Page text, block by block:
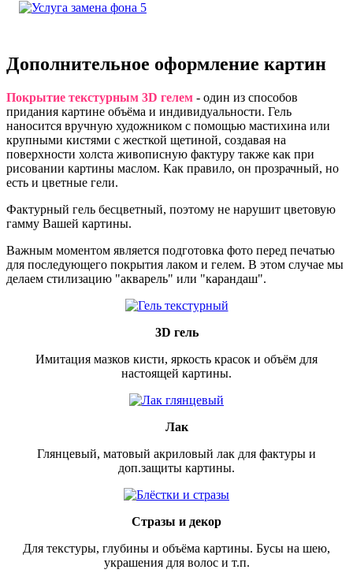
Дополнительное оформление картин
Покрытие текстурным 3D гелем - один из способов
придания картине объёма и индивидуальности. Гель
наносится вручную художником с помощью мастихина или
крупными кистями с жесткой щетиной, создавая на
поверхности холста живописную фактуру также как при
рисовании картины маслом. Как правило, он прозрачный, но
есть и цветные гели.
Фактурный гель бесцветный, поэтому не нарушит цветовую
гамму Вашей картины.
Важным моментом является подготовка фото перед печатью
для последующего покрытия лаком и гелем. В этом случае мы
делаем стилизацию "акварель" или "карандаш".
3D гель
Имитация мазков кисти, яркость красок и объём для
настоящей картины.
Лак
Глянцевый, матовый акриловый лак для фактуры и
доп.защиты картины.
Стразы и декор
Для текстуры, глубины и объёма картины. Бусы на шею,
украшения для волос и т.п.